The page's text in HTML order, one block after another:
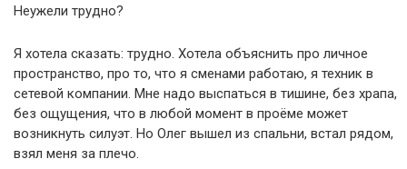
Неужели трудно?
Я хотела сказать: трудно. Хотела объяснить про личное
пространство, про то, что я сменами работаю, я техник в
сетевой компании. Мне надо выспаться в тишине, без храпа,
без ощущения, что в любой момент в проёме может
возникнуть силуэт. Но Олег вышел из спальни, встал рядом,
взял меня за плечо.